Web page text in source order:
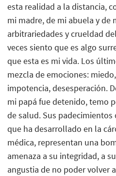
esta realidad a la distancia,
mi madre, de mi abuela y de
arbitrariedades y crueldad
veces siento que es algo
que esta es mi vida. Los
mezcla de emociones:
impotencia, desesperación.
mi papá fue detenido, temo
de salud. Sus
que ha desarrollado en la
médica, representan una
amenaza a su integridad, a
angustia de no poder volver